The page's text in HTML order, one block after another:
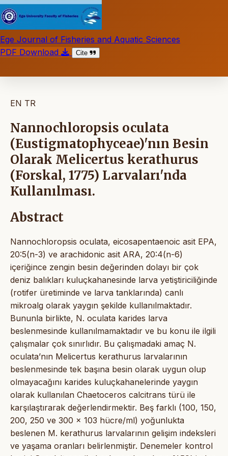
Ege Journal of Fisheries and Aquatic Sciences
PDF Download
Cite
EN TR
Nannochloropsis oculata
(Eustigmatophyceae)'nın Besin
Olarak Melicertus kerathurus
(Forskal, 1775) Larvaları'nda
Kullanılması.
Abstract
Nannochloropsis oculata, eicosapentaenoic asit EPA,
20:5(n-3) ve arachidonic asit ARA, 20:4(n-6)
içeriğince zengin besin değerinden dolayı bir çok
deniz balıkları kuluçkahanesinde larva yetiştiriciliğinde
(rotifer üretiminde ve larva tanklarında) canlı
mikroalg olarak yaygın şekilde kullanılmaktadır.
Bununla birlikte, N. oculata karides larva
beslenmesinde kullanılmamaktadır ve bu konu ile ilgili
çalışmalar çok sınırlıdır. Bu çalışmadaki amaç N.
oculata’nın Melicertus kerathurus larvalarının
beslenmesinde tek başına besin olarak uygun olup
olmayacağını karides kuluçkahanelerinde yaygın
olarak kullanılan Chaetoceros calcitrans türü ile
karşılaştırarak değerlendirmektir. Beş farklı (100, 150,
200, 250 ve 300 x 103 hücre/ml) yoğunlukta
beslenen M. kerathurus larvalarının gelişim indeksleri
ve yaşama oranları belirlenmiştir. Denemeler kontrol